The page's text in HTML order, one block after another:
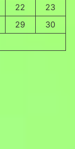
22
23
29
30